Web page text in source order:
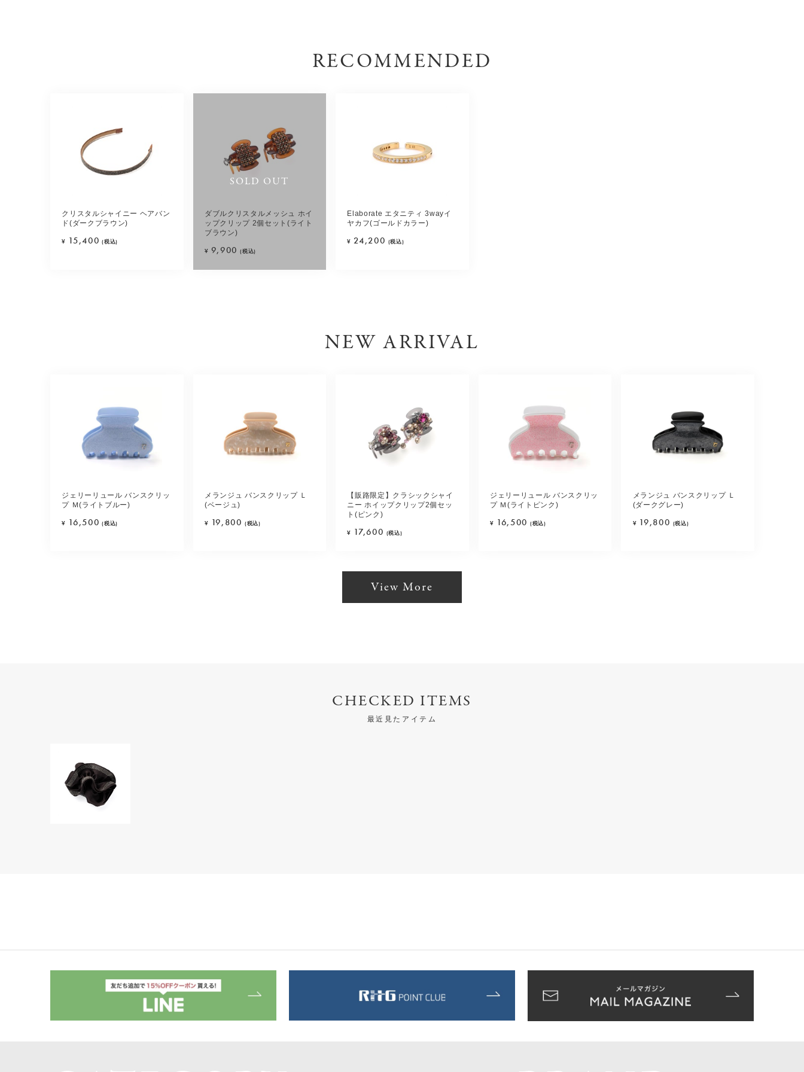
RECOMMENDED
クリスタルシャイニー ヘアバン
ド(ダークブラウン)
¥ 15,400 (税込)
SOLD OUT
ダブルクリスタルメッシュ ホイ
ップクリップ 2個セット(ライト
ブラウン)
¥ 9,900 (税込)
Elaborate エタニティ 3wayイ
ヤカフ(ゴールドカラー)
¥ 24,200 (税込)
NEW ARRIVAL
ジェリーリュール バンスクリッ
プ Ｍ(ライトブルー)
¥ 16,500 (税込)
メランジュ バンスクリップ Ｌ
(ベージュ)
¥ 19,800 (税込)
【販路限定】クラシックシャイ
ニー ホイップクリップ2個セッ
ト(ピンク)
¥ 17,600 (税込)
ジェリーリュール バンスクリッ
プ Ｍ(ライトピンク)
¥ 16,500 (税込)
メランジュ バンスクリップ Ｌ
(ダークグレー)
¥ 19,800 (税込)
View More
CHECKED ITEMS
最近見たアイテム